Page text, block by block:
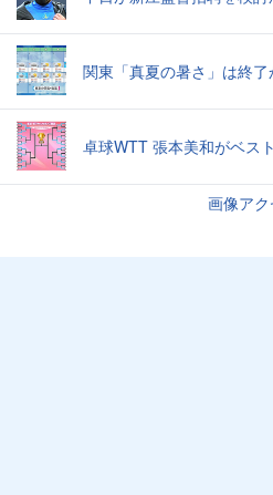
関東「真夏の暑さ」は終了
卓球WTT 張本美和がベス
画像ア